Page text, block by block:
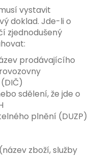
vystavit
doklad. Jde-li o
zjednodušený
prodávajícího
sdělení, že jde o
plnění (DUZP)
zboží, služby